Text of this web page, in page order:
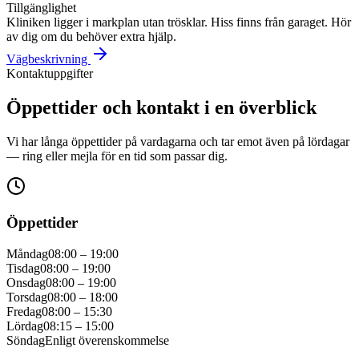
Tillgänglighet
Kliniken ligger i markplan utan trösklar. Hiss finns från garaget. Hör
av dig om du behöver extra hjälp.
Vägbeskrivning
Kontaktuppgifter
Öppettider och kontakt i en överblick
Vi har långa öppettider på vardagarna och tar emot även på lördagar
— ring eller mejla för en tid som passar dig.
Öppettider
Måndag08:00 – 19:00
Tisdag08:00 – 19:00
Onsdag08:00 – 19:00
Torsdag08:00 – 18:00
Fredag08:00 – 15:30
Lördag08:15 – 15:00
SöndagEnligt överenskommelse